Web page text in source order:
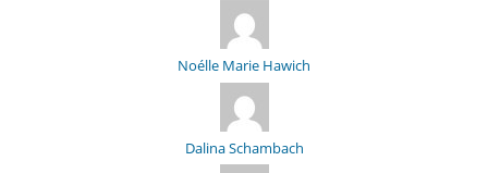
Noélle Marie Hawich
Dalina Schambach